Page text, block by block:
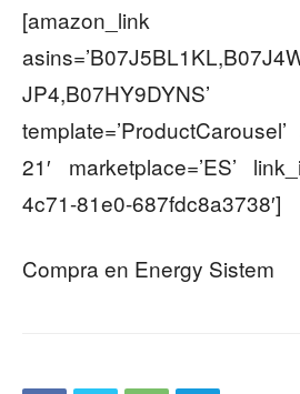
[amazon_link
JP4,B07HY9DYNS’
21′ marketplace=’ES’
4c71-81e0-687fdc8a3738′]
Compra en Energy Sistem